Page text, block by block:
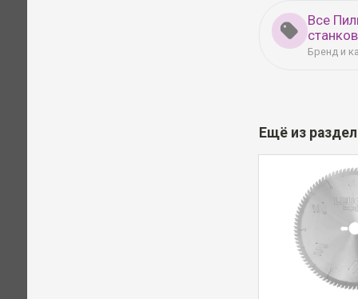
Все
Бренд и
Ещё из